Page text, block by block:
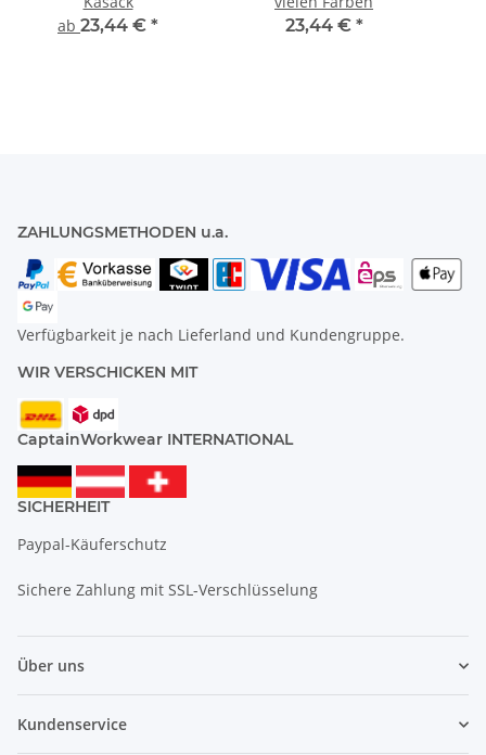
ab 23,44 € *
23,44 € *
ZAHLUNGSMETHODEN u.a.
Verfügbarkeit je nach Lieferland und Kundengruppe.
WIR VERSCHICKEN MIT
CaptainWorkwear INTERNATIONAL
SICHERHEIT
Paypal-Käuferschutz
Sichere Zahlung mit SSL-Verschlüsselung
Über uns
Kundenservice